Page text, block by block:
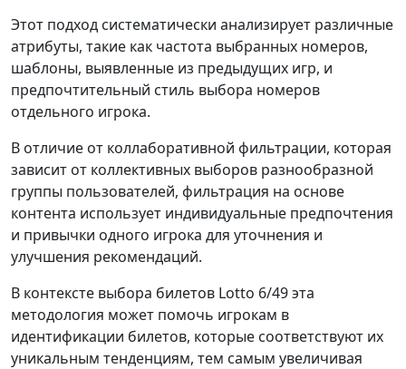
Этот подход систематически анализирует различные
атрибуты, такие как частота выбранных номеров,
шаблоны, выявленные из предыдущих игр, и
предпочтительный стиль выбора номеров
отдельного игрока.
В отличие от коллаборативной фильтрации, которая
зависит от коллективных выборов разнообразной
группы пользователей, фильтрация на основе
контента использует индивидуальные предпочтения
и привычки одного игрока для уточнения и
улучшения рекомендаций.
В контексте выбора билетов Lotto 6/49 эта
методология может помочь игрокам в
идентификации билетов, которые соответствуют их
уникальным тенденциям, тем самым увеличивая